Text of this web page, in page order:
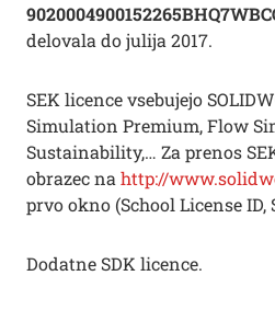
delovala do julija 2017.
SEK licence vsebujejo
Simulation Premium, Flow
Sustainability,… Za prenos
obrazec na http://
prvo okno (School License ID,
Dodatne SDK licence.